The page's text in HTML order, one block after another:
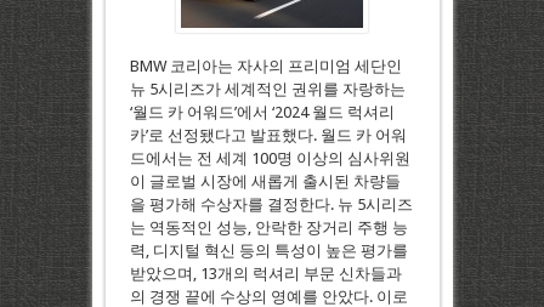
BMW 코리아는 자사의 프리미엄 세단인
뉴 5시리즈가 세계적인 권위를 자랑하는
‘월드 카 어워드’에서 ‘2024 월드 럭셔리
카’로 선정됐다고 발표했다. 월드 카 어워
드에서는 전 세계 100명 이상의 심사위원
이 글로벌 시장에 새롭게 출시된 차량들
을 평가해 수상자를 결정한다. 뉴 5시리즈
는 역동적인 성능, 안락한 장거리 주행 능
력, 디지털 혁신 등의 특성이 높은 평가를
받았으며, 13개의 럭셔리 부문 신차들과
의 경쟁 끝에 수상의 영예를 안았다. 이로